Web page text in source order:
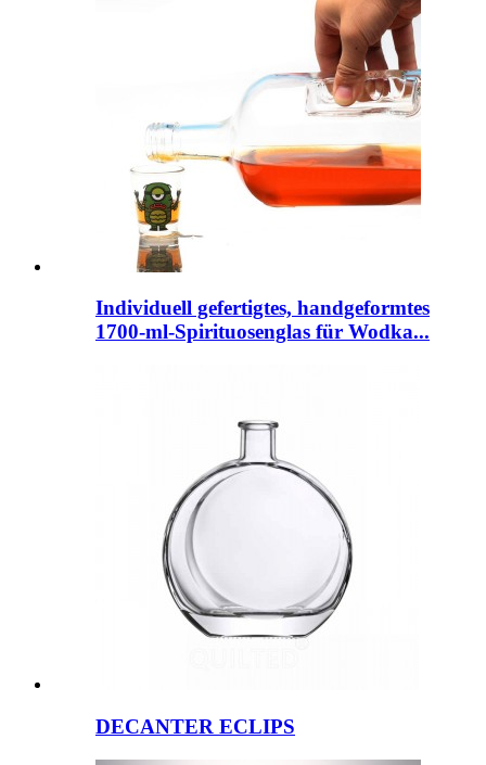
Individuell gefertigtes, handgeformtes
1700-ml-Spirituosenglas für Wodka...
DECANTER ECLIPS